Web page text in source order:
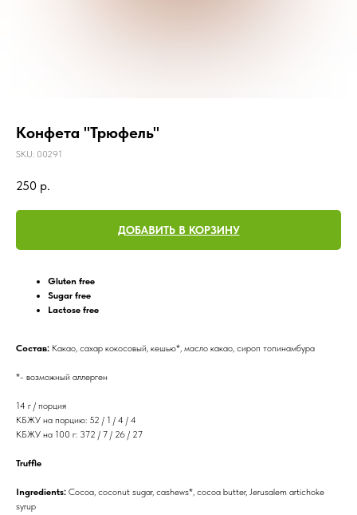
Конфета "Трюфель"
SKU: 00291
250 р.
ДОБАВИТЬ В КОРЗИНУ
Gluten free
Sugar free
Lactose free
Состав: Какао, сахар кокосовый, кешью*, масло какао, сироп топинамбура
*- возможный аллерген
14 г / порция
КБЖУ на порцию: 52 / 1 / 4 / 4
КБЖУ на 100 г: 372 / 7 / 26 / 27
Truffle
Ingredients: Cocoa, coconut sugar, cashews*, cocoa butter, Jerusalem artichoke
syrup